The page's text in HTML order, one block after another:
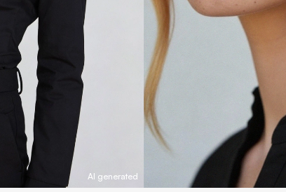
AI generated